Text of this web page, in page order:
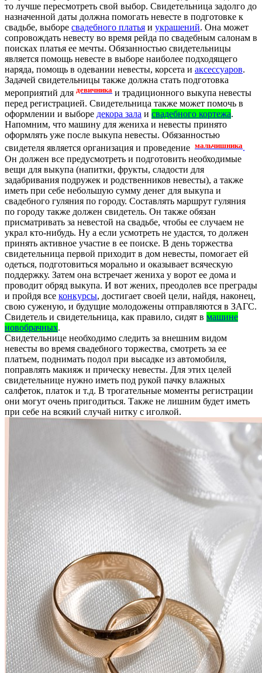
то лучше пересмотреть свой выбор. Свидетельница задолго до
назначенной даты должна помогать невесте в подготовке к
свадьбе, выборе свадебного платья и украшений. Она может
сопровождать невесту во время рейда по свадебным салонам в
поисках платья ее мечты. Обязанностью свидетельницы
является помощь невесте в выборе наиболее подходящего
наряда, помощь в одевании невесты, корсета и аксессуаров.
Задачей свидетельницы также должна стать подготовка
мероприятий для девичника и традиционного выкупа невесты
перед регистрацией. Свидетельница также может помочь в
оформлении и выборе декора зала и свадебного кортежа.
Напомним, что машину для жениха и невесты принято
оформлять уже после выкупа невесты. Обязанностью
свидетеля является организация и проведение мальчишника.
Он должен все предусмотреть и подготовить необходимые
вещи для выкупа (напитки, фрукты, сладости для
задабривания подружек и родственников невесты), а также
иметь при себе небольшую сумму денег для выкупа и
свадебного гуляния по городу. Составлять маршрут гуляния
по городу также должен свидетель. Он также обязан
присматривать за невестой на свадьбе, чтобы ее случаем не
украл кто-нибудь. Ну а если усмотреть не удастся, то должен
принять активное участие в ее поиске. В день торжества
свидетельница первой приходит в дом невесты, помогает ей
одеться, подготовиться морально и оказывает всяческую
поддержку. Затем она встречает жениха у ворот ее дома и
проводит обряд выкупа. И вот жених, преодолев все преграды
и пройдя все конкурсы, достигает своей цели, найдя, наконец,
свою суженую, и будущие молодожены отправляются в ЗАГС.
Свидетель и свидетельница, как правило, сидят в машине
новобрачных.
Свидетельнице необходимо следить за внешним видом
невесты во время свадебного торжества, смотреть за ее
платьем, поднимать подол при высадке из автомобиля,
поправлять макияж и прическу невесты. Для этих целей
свидетельнице нужно иметь под рукой пачку влажных
салфеток, платок и т.д. В трогательные моменты регистрации
они могут очень пригодиться. Также не лишним будет иметь
при себе на всякий случай нитку с иголкой.